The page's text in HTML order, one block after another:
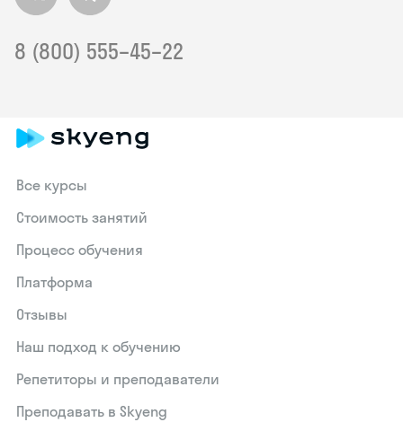
8 (800) 555–45–22
Все курсы
Стоимость занятий
Процесс обучения
Платформа
Отзывы
Наш подход к обучению
Репетиторы и преподаватели
Преподавать в Skyeng